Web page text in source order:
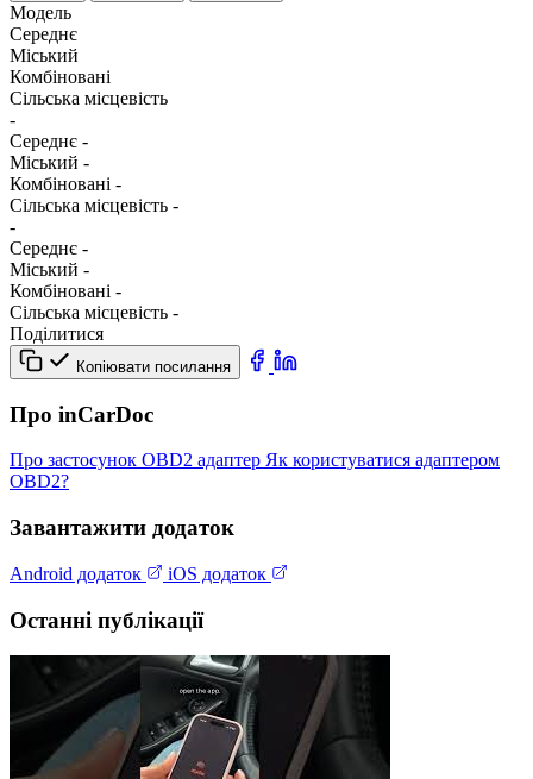
Модель
Середнє
Міський
Комбіновані
Сільська місцевість
-
Середнє -
Міський -
Комбіновані -
Сільська місцевість -
-
Середнє -
Міський -
Комбіновані -
Сільська місцевість -
Поділитися
Копіювати посилання
Про inCarDoc
Про застосунок OBD2 адаптер Як користуватися адаптером
OBD2?
Завантажити додаток
Android додаток iOS додаток
Останні публікації